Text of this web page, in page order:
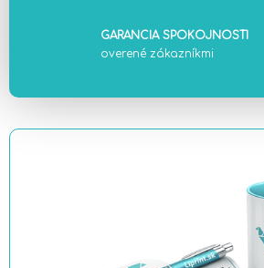
GARANCIA SPOKOJNOSTI
overené zákazníkmi